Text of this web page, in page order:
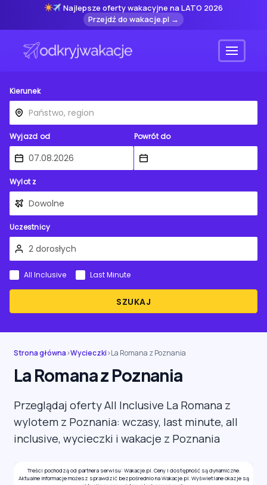
Najlepsze oferty wakacyjne na LATO 2026
Przejdź do wakacje.pl →
Menu
Kierunek
Wyjazd od Powrót do
Wylot z
Uczestnicy
SZUKAJ
All Inclusive Last Minute
Strona główna›Wycieczki›La Romana z Poznania
La Romana z Poznania
Przeglądaj oferty All Inclusive La Romana z
wylotem z Poznania: wczasy, last minute, all
inclusive, wycieczki i wakacje z Poznania
Treści pochodzą od partnera serwisu: Wakacje.pl. Ceny i dostępność są dynamiczne.
Aktualne informacje możesz sprawdzić bezpośrednio na Wakacje.pl. Wyświetlane okazje są